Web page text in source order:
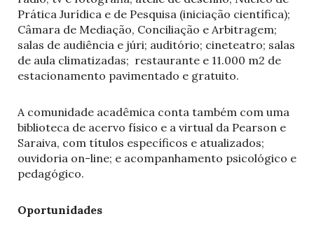
Prática Jurídica e de Pesquisa (iniciação científica);
Câmara de Mediação, Conciliação e Arbitragem;
salas de audiência e júri; auditório; cineteatro; salas
de aula climatizadas; restaurante e 11.000 m2 de
estacionamento pavimentado e gratuito.
A comunidade acadêmica conta também com uma
biblioteca de acervo físico e a virtual da Pearson e
Saraiva, com títulos específicos e atualizados;
ouvidoria on-line; e acompanhamento psicológico e
pedagógico.
Oportunidades